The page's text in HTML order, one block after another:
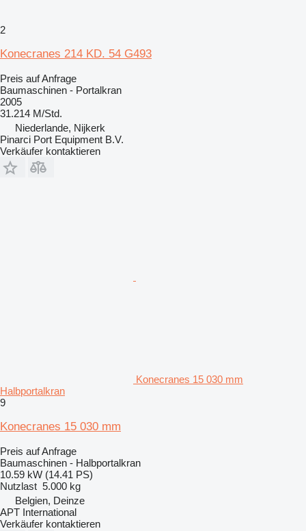
2
Konecranes 214 KD. 54 G493
Preis auf Anfrage
Baumaschinen - Portalkran
2005
31.214 M/Std.
Niederlande, Nijkerk
Pinarci Port Equipment B.V.
Verkäufer kontaktieren
Konecranes 15 030 mm
Halbportalkran
9
Konecranes 15 030 mm
Preis auf Anfrage
Baumaschinen - Halbportalkran
10.59 kW (14.41 PS)
Nutzlast 5.000 kg
Belgien, Deinze
APT International
Verkäufer kontaktieren